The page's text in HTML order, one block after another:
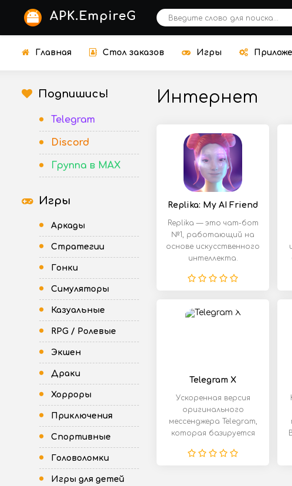
Главная Стол заказов Игры
Подпишись!
Telegram
Discord
Группа в MAX
Игры
Аркады
Стратегии
Гонки
Симуляторы
Казуальные
RPG / Ролевые
Экшен
Драки
Хорроры
Приключения
Спортивные
Головоломки
Игры для детей
Интернет
Replika: My AI Friend
Replika — это чат-бот
№1, работающий на
основе искусственного
интеллекта.
Telegram X
Ускоренная версия
оригинального
мессенджера Telegram,
которая базируется